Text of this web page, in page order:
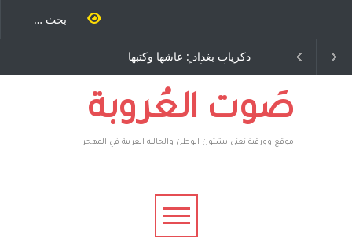
الاستيطان ومسلسل الخداع
المستمر - قلم : راسم عبيدات
دكريات بغداد ٍ: عاشها وكتبها
:وليد رباح – نيوجرسي –
الولايات المتحدة الامريكية
صَوت العُروبة
موقع وورقية تعنى بشئون الوطن والجاليه العربية في المهجر